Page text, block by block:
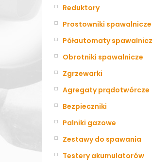
Reduktory
Prostowniki spawalnicze
Półautomaty
Obrotniki spawalnicze
Zgrzewarki
Agregaty prądotwórcze
Bezpieczniki
Palniki gazowe
Zestawy do spawania
Testery akumulatorów